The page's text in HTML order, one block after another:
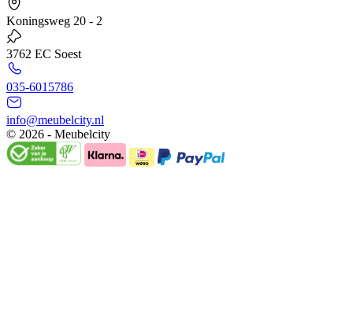
Koningsweg 20 - 2
3762 EC Soest
035-6015786
info@meubelcity.nl
© 2026 - Meubelcity